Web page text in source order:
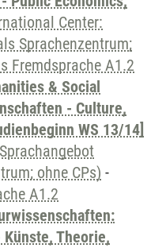
Center:
Sprachenzentrum;
Fremdsprache A1.2
& Social
- Culture,
WS 13/14]
ohne CPs) -
A1.2
Theorie,